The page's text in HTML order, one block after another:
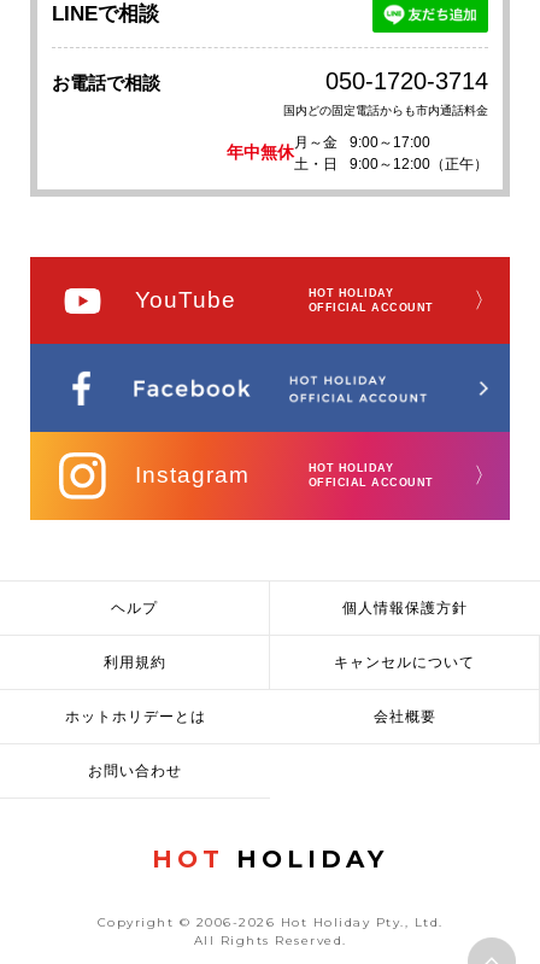
LINEで相談
お電話で相談 050-1720-3714
国内どの固定電話からも市内通話料金
年中無休
月～金
9:00～17:00
土・日
9:00～12:00（正午）
YouTube
HOT HOLIDAY
OFFICIAL ACCOUNT
〉
Instagram
HOT HOLIDAY
OFFICIAL ACCOUNT
〉
ヘルプ 個人情報保護方針
利用規約 キャンセルについて
ホットホリデーとは 会社概要
お問い合わせ
HOT HOLIDAY
Copyright © 2006-2026 Hot Holiday Pty., Ltd.
All Rights Reserved.